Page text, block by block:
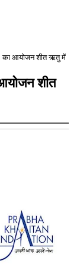
का आयोजन शीत ऋतु में
शीत